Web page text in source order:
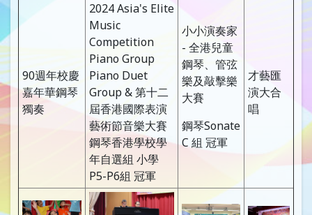
90週年校慶
嘉年華鋼琴
獨奏
2024 Asia's Elite
Music
Competition
Piano Group
Piano Duet
Group & 第十二
屆香港國際表演
藝術節音樂大賽
鋼琴香港學校學
年自選組 小學
P5-P6組 冠軍
小小演奏家
- 全港兒童
鋼琴、管弦
樂及敲擊樂
大賽
鋼琴Sonate
C 組 冠軍
才藝匯
演大合
唱